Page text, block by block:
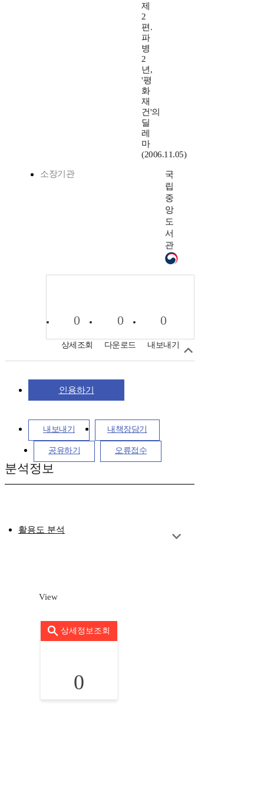
제
2
편.
파
병
2
년,
'평
화
재
건'의
딜
레
마
(2006.11.05)
소장기관
국
립
중
앙
도
서
관
0
상세조회
0
다운로드
0
내보내기
인용하기
내보내기 내책장담기
공유하기 오류접수
분석정보
활용도 분석
View
상세정보조회
0